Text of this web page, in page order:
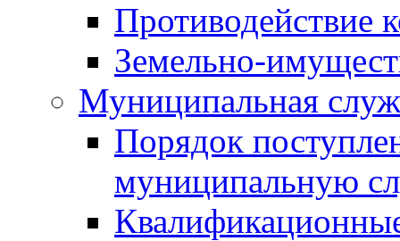
Противодействие
Земельно-
Муниципальная
Порядок
муниципальную